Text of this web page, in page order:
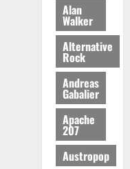
Alan
Walker
Alternative
Rock
Andreas
Gabalier
Apache
207
Austropop